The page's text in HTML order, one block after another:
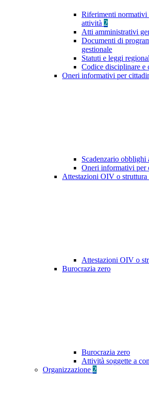
Riferimenti normativi
attività 2
Atti amministrativi
Documenti di
gestionale
Statuti e leggi
Codice disciplinare e
Oneri informativi per
Scadenzario obblighi
Oneri informativi per
Attestazioni OIV o struttura
Attestazioni OIV o
Burocrazia zero
Burocrazia zero
Attività soggette a
Organizzazione 2